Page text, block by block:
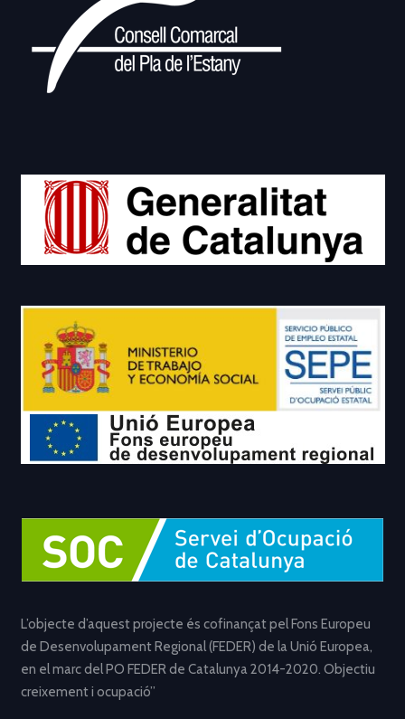
L’objecte d’aquest projecte és cofinançat pel Fons Europeu
de Desenvolupament Regional (FEDER) de la Unió Europea,
en el marc del PO FEDER de Catalunya 2014-2020. Objectiu
creixement i ocupació”